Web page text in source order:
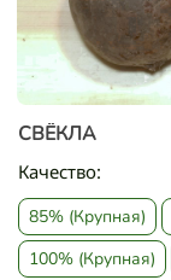
СВЁКЛА
Качество:
85% (Крупная)
100% (Крупная)